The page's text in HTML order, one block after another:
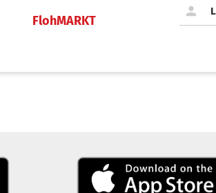
FlohMARKT